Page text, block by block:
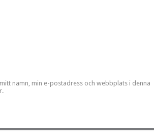
namn, min e-postadress och webbplats i denna